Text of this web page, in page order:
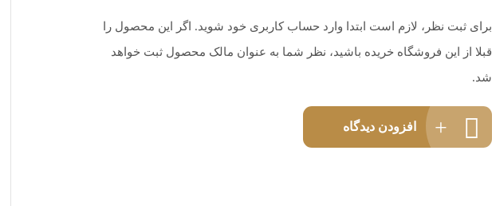
برای ثبت نظر، لازم است ابتدا وارد حساب کاربری خود شوید. اگر این محصول را
قبلا از این فروشگاه خریده باشید، نظر شما به عنوان مالک محصول ثبت خواهد
شد.
افزودن دیدگاه